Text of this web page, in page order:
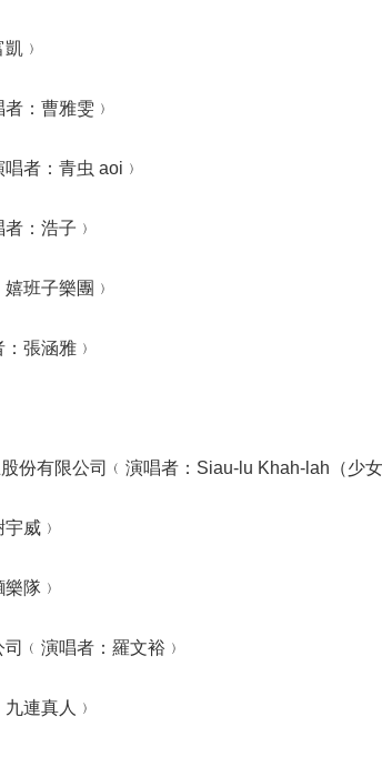
﹚
：曹雅雯﹚
者：青虫 aoi﹚
：浩子﹚
班子樂團﹚
張涵雅﹚
份有限公司﹙演唱者：Siau-lu Khah-lah（少女
威﹚
隊﹚
﹙演唱者：羅文裕﹚
連真人﹚